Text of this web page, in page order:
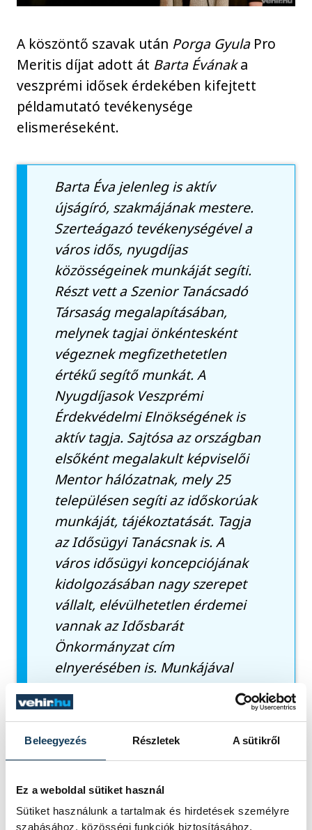
Beleegyezés Részletek A sütikről
Ez a weboldal sütiket használ
Sütiket használunk a tartalmak és hirdetések személyre
szabásához, közösségi funkciók biztosításához,
A köszöntő szavak után Porga GyulaPro
Meritis díjat adott át Barta Évánaka
veszprémi idősek érdekében kifejtett
példamutató tevékenysége
elismeréseként.
Barta Éva jelenleg is aktív
újságíró, szakmájának mestere.
Szerteágazó tevékenységével a
város idős, nyugdíjas
közösségeinek munkáját segíti.
Részt vett a Szenior Tanácsadó
Társaság megalapításában,
melynek tagjai önkéntesként
végeznek megfizethetetlen
értékű segítő munkát. A
Nyugdíjasok Veszprémi
Érdekvédelmi Elnökségének is
aktív tagja. Sajtósa az országban
elsőként megalakult képviselői
Mentor hálózatnak, mely 25
településen segíti az időskorúak
munkáját, tájékoztatását. Tagja
az Idősügyi Tanácsnak is. A
város idősügyi koncepciójának
kidolgozásában nagy szerepet
vállalt, elévülhetetlen érdemei
vannak az Idősbarát
Önkormányzat cím
elnyerésében is. Munkájával
igyekszik közelebb hozni az idős
és fiatal polgárokat. 2019-ben
Polgármestere a veszprémi
példamutató tevékenysége
elismeréseként Barta Éva